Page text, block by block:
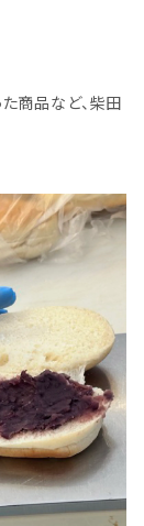
商品など、柴田